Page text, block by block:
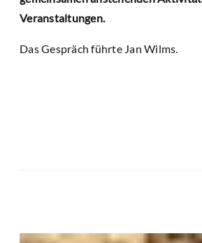
Veranstaltungen.
Das Gespräch führte Jan Wilms.